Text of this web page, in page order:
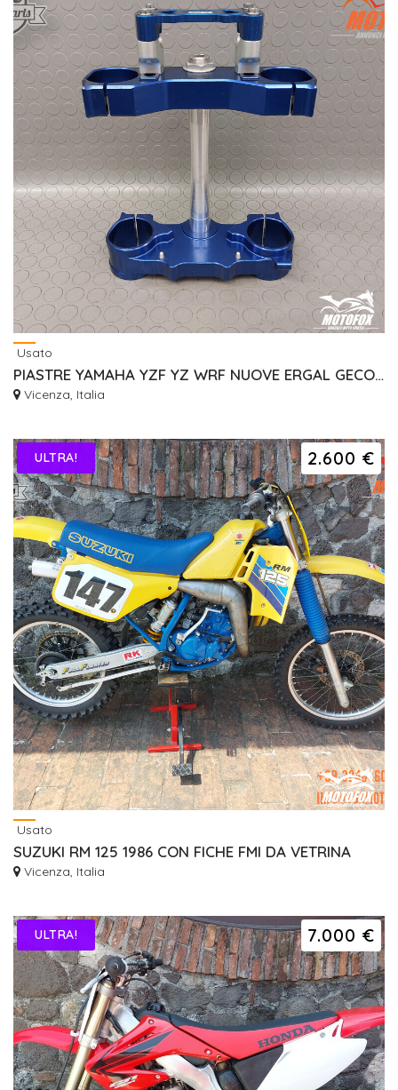
Usato
PIASTRE YAMAHA YZF YZ WRF NUOVE ERGAL GECO RISER
Vicenza, Italia
2.600 €
ULTRA!
Usato
SUZUKI RM 125 1986 CON FICHE FMI DA VETRINA
Vicenza, Italia
7.000 €
ULTRA!